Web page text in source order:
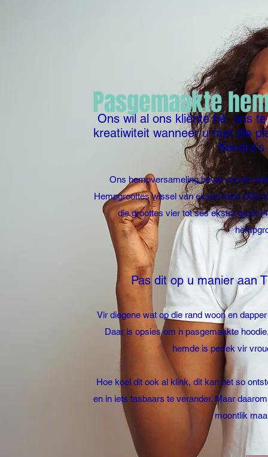
Ons wil al ons kliënte hê ons
kreatiwiteit wanneer u met die
Ons hempversameling bevat vooraf
Hempgroottes wissel van ekstra klein (XS)
die groottes vier tot ses ekstra groot
Pas dit op u manier aan
Vir diegene wat op die rand woon en
Daar is opsies om 'n pasgemaakte
hemde is perfek vir
Hoe koel dit ook al klink, dit kan net so
en in iets tasbaars te verander. Maar
moontlik
Pasgemaakte